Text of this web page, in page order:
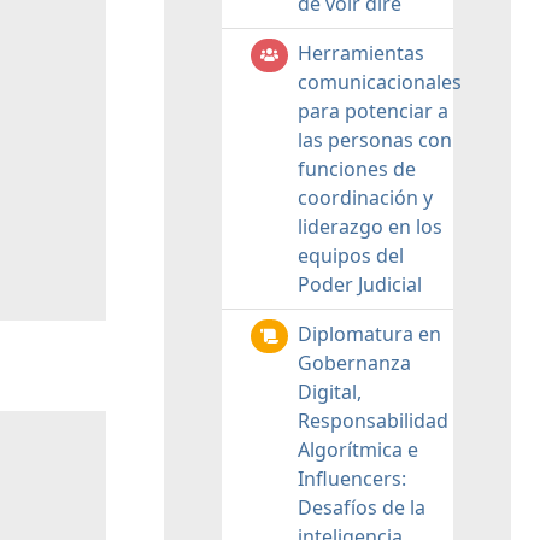
Herramientas
comunicacionales
para potenciar a
las personas con
funciones de
coordinación y
liderazgo en los
equipos del
Poder Judicial
Diplomatura en
Gobernanza
Digital,
Responsabilidad
Algorítmica e
Influencers:
Desafíos de la